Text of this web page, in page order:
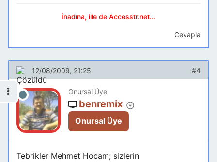
İnadına, ille de Accesstr.net...
Cevapla
12/08/2009, 21:25 #4
Onursal Üye
benremix
Onursal Üye
Tebrikler Mehmet Hocam; sizlerin